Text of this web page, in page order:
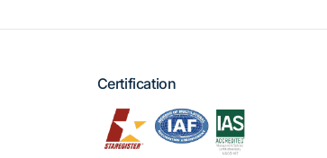
Certification